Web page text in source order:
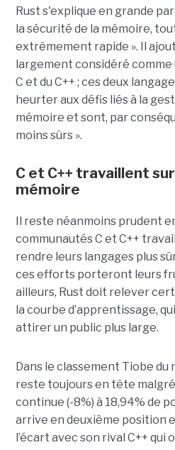
Rust s'explique en grande
la sécurité de la mémoire,
extrêmement rapide ». Il
largement considéré
C et du C++ ; ces deux
heurter aux défis liés à la
mémoire et sont, par
moins sûrs ».
C et C++ travaillent
mémoire
Il reste néanmoins prudent
communautés C et C++
rendre leurs langages plus
ces efforts porteront leurs
ailleurs, Rust doit relever
la courbe d’apprentissage,
attirer un public plus large.
Dans le classement Tiobe du
reste toujours en tête
continue (-8%) à 18,94% de
arrive en deuxième position
l’écart avec son rival C++ qui